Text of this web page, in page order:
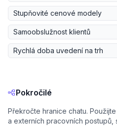
Stupňovité cenové modely
Samoobslužnost klientů
Rychlá doba uvedení na trh
Pokročilé
Překročte hranice chatu.
a externích pracovních